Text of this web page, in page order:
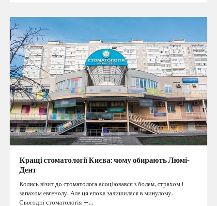
Кращі стоматології Києва: чому обирають Люмі-
Дент
Колись візит до стоматолога асоціювався з болем, страхом і
запахом евгенолу. Але ця епоха залишилася в минулому.
Сьогодні стоматологія —…